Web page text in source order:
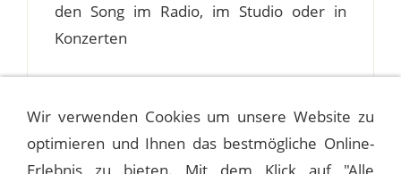
den Song im Radio, im Studio oder in
Konzerten
A B C F I K M O Q
Wir verwenden Cookies um unsere Website zu
optimieren und Ihnen das bestmögliche Online-